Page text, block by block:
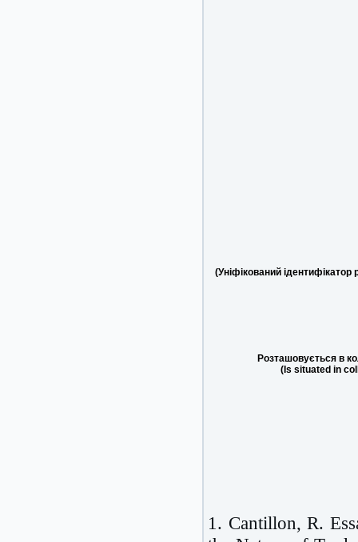
(Уніфікований ідентифікатор
Розташовується в
(Is situated in
1. Cantillon, R.